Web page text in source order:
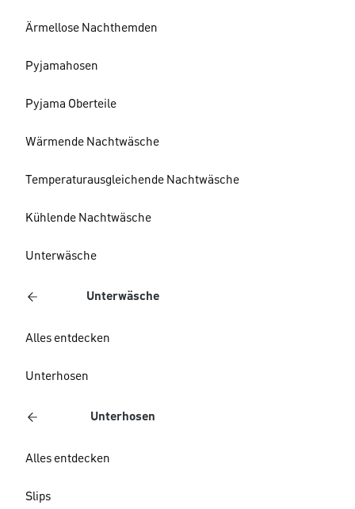
Ärmellose Nachthemden
Pyjamahosen
Pyjama Oberteile
Wärmende Nachtwäsche
Temperaturausgleichende Nachtwäsche
Kühlende Nachtwäsche
Unterwäsche
Unterwäsche
Alles entdecken
Unterhosen
Unterhosen
Alles entdecken
Slips